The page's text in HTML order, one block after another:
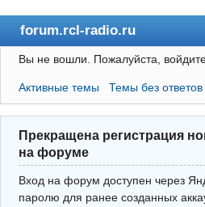
forum.rcl-radio.ru
rcl-radio.ru
Форум
Пользователи
Правила
Поиск
Вы не вошли. Пожалуйста,
Активные темы Темы без ответов
Прекращена регистрация
на форуме
Вход на форум доступен через
паролю для ранее созданных